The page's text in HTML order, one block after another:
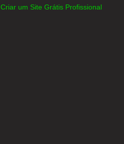
Criar um Site Grátis Profissional